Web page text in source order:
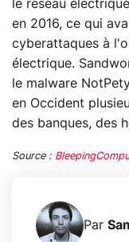
le réseau
en 2016, ce qui
cyberattaques à
électrique.
le malware
en Occident
des banques, des
Source :
Par